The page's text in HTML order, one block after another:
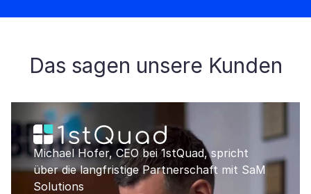
Das sagen unsere Kunden
Michael Hofer, CEO bei 1stQuad, spricht
über die langfristige Partnerschaft mit SaM
Solutions